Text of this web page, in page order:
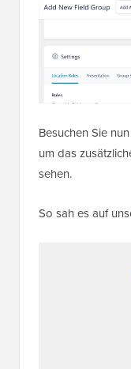
Besuchen Sie
um das
sehen.
So sah es auf